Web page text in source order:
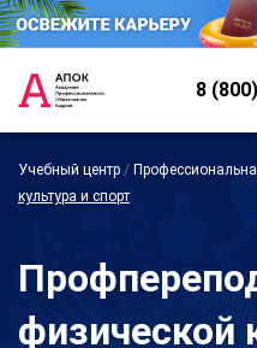
8
Учебный центр /
культура и спорт
физической